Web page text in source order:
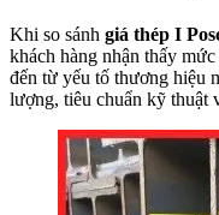
Khi so sánh giá thép I
khách hàng nhận thấy
đến từ yếu tố thương hiệu
lượng, tiêu chuẩn kỹ thuật